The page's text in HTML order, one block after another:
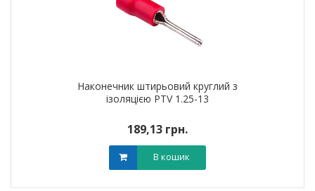
Наконечник штирьовий круглий з
ізоляцією PTV 1.25-13
189,13 грн.
В кошик